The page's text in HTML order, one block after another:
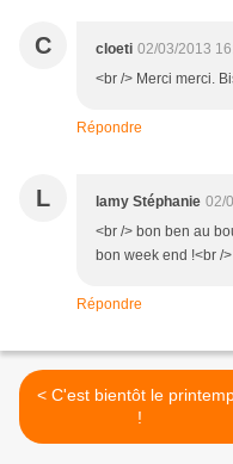
C cloeti 02/03/2013
<br /> Merci merci.
Répondre
L lamy Stéphanie 02/
<br /> bon ben au
bon week end !<br />
Répondre
< C'est bientôt le printemps
!